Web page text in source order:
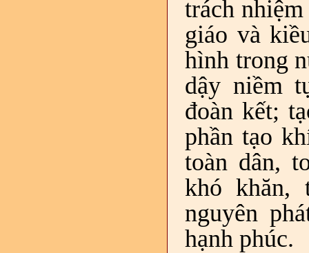
trách
giáo và
hình trong
dậy niềm
đoàn kết;
phần tạo
toàn dân,
khó khăn,
nguyên
hạnh phúc.